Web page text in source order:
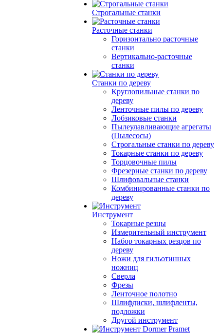
Строгальные станки
Расточные станки
Горизонтально расточные
станки
Вертикально-расточные
станки
Станки по дереву
Круглопильные станки по
дереву
Ленточные пилы по дереву
Лобзиковые станки
Пылеулавливающие агрегаты
(Пылесосы)
Строгальные станки по дереву
Токарные станки по дереву
Торцовочные пилы
Фрезерные станки по дереву
Шлифовальные станки
Комбинированные станки по
дереву
Инструмент
Токарные резцы
Измерительный инструмент
Набор токарных резцов по
дереву
Ножи для гильотинных
ножниц
Сверла
Фрезы
Ленточное полотно
Шлифдиски, шлифленты,
подложки
Другой инструмент